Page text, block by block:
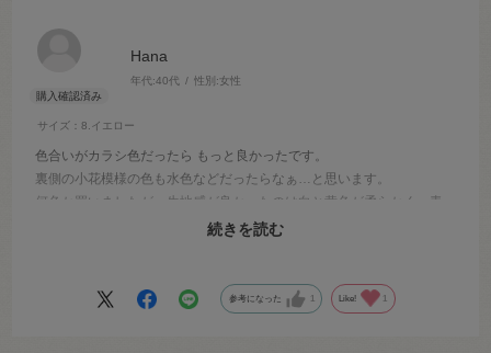
Hana
年代:40代 性別:女性
サイズ：8.イエロー
色合いがカラシ色だったら もっと良かったです。
裏側の小花模様の色も水色などだったらなぁ…と思います。
何色か買いましたが、生地感が良かったのは白と黄色が柔らかく、青
と茶はパキパキした張り感があるので 用途別に選ぶのがオススメで
続きを読む
参考になった 1 Like! 1